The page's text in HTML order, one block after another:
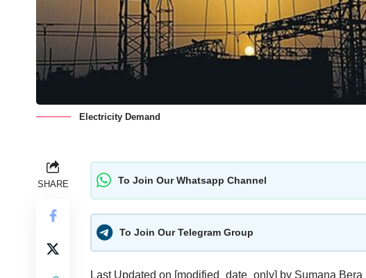
Electricity Demand
SHARE To Join Our Whatsapp Channel
To Join Our Telegram Group
Last Updated on [modified_date_only] by Sumana Bera